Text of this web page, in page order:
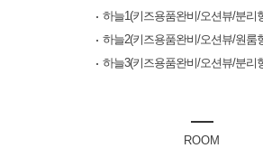
하늘1(키즈용품완비/오션뷰/분리
하늘2(키즈용품완비/오션뷰/원룸
하늘3(키즈용품완비/오션뷰/분리
ROOM